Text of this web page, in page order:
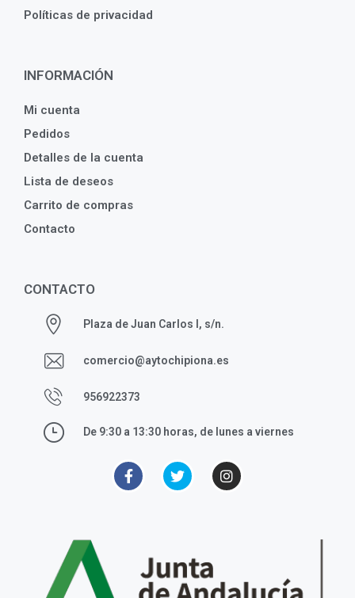
Políticas de privacidad
INFORMACIÓN
Mi cuenta
Pedidos
Detalles de la cuenta
Lista de deseos
Carrito de compras
Contacto
CONTACTO
Plaza de Juan Carlos I, s/n.
comercio@aytochipiona.es
956922373
De 9:30 a 13:30 horas, de lunes a viernes